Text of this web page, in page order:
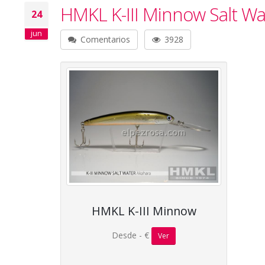
24
jun
HMKL K-III Minnow Salt
Comentarios 3928
HMKL K-III Minnow
Desde - € Ver